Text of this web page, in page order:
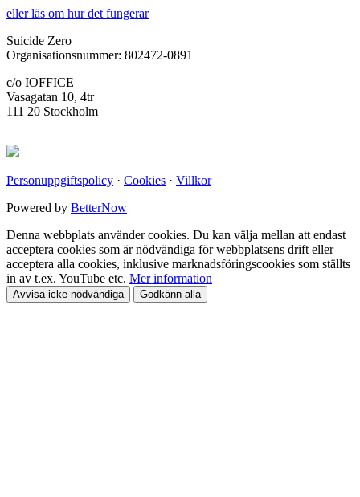
eller läs om hur det fungerar
Suicide Zero
Organisationsnummer: 802472-0891
c/o IOFFICE
Vasagatan 10, 4tr
111 20 Stockholm
Personuppgiftspolicy · Cookies · Villkor
Powered by BetterNow
Denna webbplats använder cookies. Du kan välja mellan att endast
acceptera cookies som är nödvändiga för webbplatsens drift eller
acceptera alla cookies, inklusive marknadsföringscookies som ställts
in av t.ex. YouTube etc. Mer information
Avvisa icke-nödvändiga Godkänn alla